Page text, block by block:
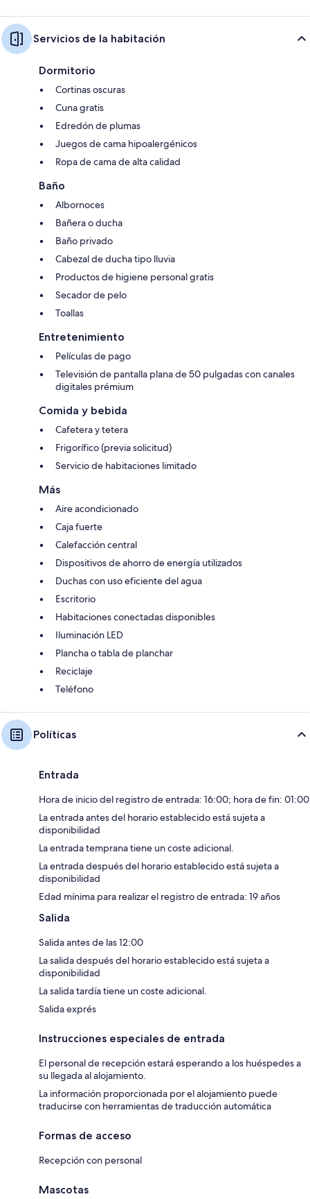
Servicios de la habitación
Dormitorio
Cortinas oscuras
Cuna gratis
Edredón de plumas
Juegos de cama hipoalergénicos
Ropa de cama de alta calidad
Baño
Albornoces
Bañera o ducha
Baño privado
Cabezal de ducha tipo lluvia
Productos de higiene personal gratis
Secador de pelo
Toallas
Entretenimiento
Películas de pago
Televisión de pantalla plana de 50 pulgadas con canales
digitales prémium
Comida y bebida
Cafetera y tetera
Frigorífico (previa solicitud)
Servicio de habitaciones limitado
Más
Aire acondicionado
Caja fuerte
Calefacción central
Dispositivos de ahorro de energía utilizados
Duchas con uso eficiente del agua
Escritorio
Habitaciones conectadas disponibles
Iluminación LED
Plancha o tabla de planchar
Reciclaje
Teléfono
Políticas
Entrada
Hora de inicio del registro de entrada: 16:00; hora de fin: 01:00
La entrada antes del horario establecido está sujeta a
disponibilidad
La entrada temprana tiene un coste adicional.
La entrada después del horario establecido está sujeta a
disponibilidad
Edad mínima para realizar el registro de entrada: 19 años
Salida
Salida antes de las 12:00
La salida después del horario establecido está sujeta a
disponibilidad
La salida tardía tiene un coste adicional.
Salida exprés
Instrucciones especiales de entrada
El personal de recepción estará esperando a los huéspedes a
su llegada al alojamiento.
La información proporcionada por el alojamiento puede
traducirse con herramientas de traducción automática
Formas de acceso
Recepción con personal
Mascotas